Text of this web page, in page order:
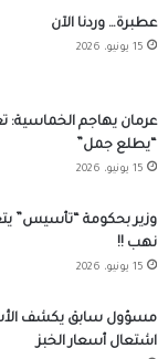
عطبرة… وردنا الآن
15 يونيو، 2026
عرمان يهاجم الخماسية:
“يطلع جمل”
15 يونيو، 2026
وزير بحكومة “تأسيس”
نهب !!
15 يونيو، 2026
مسؤول سابق يكشف
اشتعال أسعار الخبز